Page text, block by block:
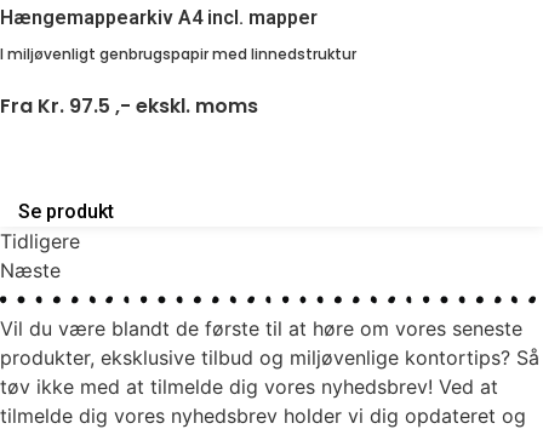
Hængemappearkiv A4 incl. mapper
I miljøvenligt genbrugspapir med linnedstruktur
Fra Kr. 97.5 ,- ekskl. moms
Se produkt
Tidligere
Næste
Vil du være blandt de første til at høre om vores seneste
produkter, eksklusive tilbud og miljøvenlige kontortips? Så
tøv ikke med at tilmelde dig vores nyhedsbrev! Ved at
tilmelde dig vores nyhedsbrev holder vi dig opdateret og